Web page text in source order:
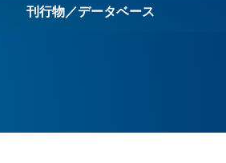
刊行物／データベース